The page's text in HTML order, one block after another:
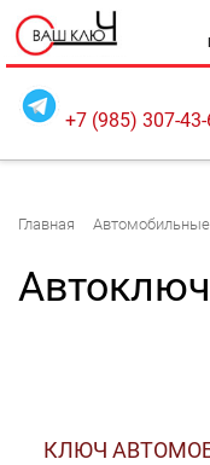
+7 (985) 307-
Главная
КЛЮЧ